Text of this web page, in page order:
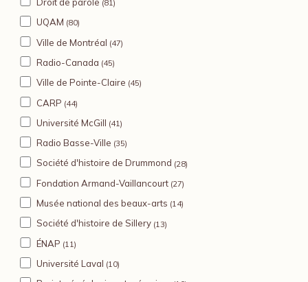
(81)
UQAM (80)
Ville de Montréal (47)
Radio-Canada (45)
Ville de Pointe-Claire (45)
CARP (44)
Université McGill (41)
Radio Basse-Ville (35)
Société d'histoire de Drummond (28)
Fondation Armand-Vaillancourt (27)
Musée national des beaux-arts (14)
Société d'histoire de Sillery (13)
ÉNAP (11)
Université Laval (10)